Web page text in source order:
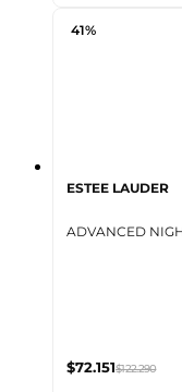
41%
ESTEE LAUDER
ADVANCED
$72.151$122.290